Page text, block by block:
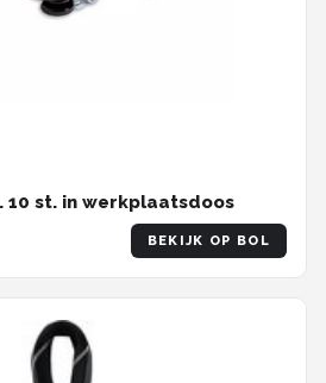
10 st. in werkplaatsdoos
BEKIJK OP BOL